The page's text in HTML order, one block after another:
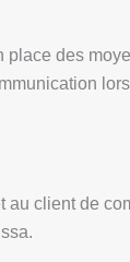
des
client de